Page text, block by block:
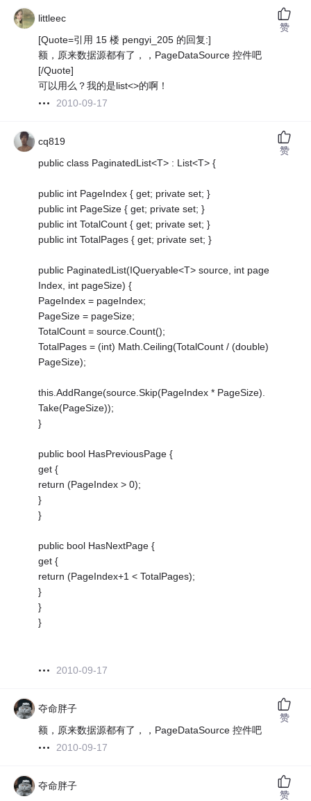
littleec
[Quote=引用 15 楼 pengyi_205 的回复:]
额，原来数据源都有了，，PageDataSource 控件吧
[/Quote]
可以用么？我的是list<>的啊！
2010-09-17
赞
cq819
public class PaginatedList<T> : List<T> {
public int PageIndex { get; private set; }
public int PageSize { get; private set; }
public int TotalCount { get; private set; }
public int TotalPages { get; private set; }
public PaginatedList(IQueryable<T> source, int page
Index, int pageSize) {
PageIndex = pageIndex;
PageSize = pageSize;
TotalCount = source.Count();
TotalPages = (int) Math.Ceiling(TotalCount / (double)
PageSize);
this.AddRange(source.Skip(PageIndex * PageSize).
Take(PageSize));
}
public bool HasPreviousPage {
get {
return (PageIndex > 0);
}
}
public bool HasNextPage {
get {
return (PageIndex+1 < TotalPages);
}
}
}
2010-09-17
赞
夺命胖子
额，原来数据源都有了，，PageDataSource 控件吧
2010-09-17
赞
夺命胖子
赞